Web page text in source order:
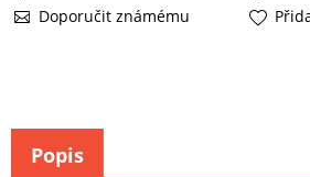
Doporučit známému
Popis